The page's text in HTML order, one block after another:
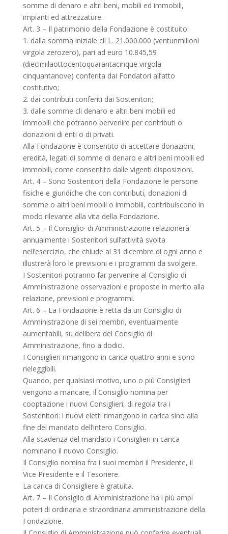
somme di denaro e altri beni, mobili ed immobili,
impianti ed attrezzature.
Art. 3 – Il patrimonio della Fondazione è costituito:
1. dalla somma iniziale cli L. 21.000.000 (ventunmilioni
virgola zerozero), pari ad euro 10.845,59
(diecimilaottocentoquarantacinque virgola
cinquantanove) conferita dai Fondatori all’atto
costitutivo;
2. dai contributi conferiti dai Sostenitori;
3. dalle somme cli denaro e altri beni mobili ed
immobili che potranno pervenire per contributi o
donazioni di enti o di privati.
Alla Fondazione è consentito di accettare donazioni,
eredità, legati di somme di denaro e altri beni mobili ed
immobili, come consentito dalle vigenti disposizioni.
Art. 4 – Sono Sostenitori della Fondazione le persone
fisiche e giuridiche che con contributi, donazioni di
somme o altri beni mobili o immobili, contribuiscono in
modo rilevante alla vita della Fondazione.
Art. 5 – Il Consiglio· di Amministrazione relazionerà
annualmente i Sostenitori sull’attività svolta
nell’esercizio, che chiude al 31 dicembre di ogni anno e
illustrerà loro le previsioni e i programmi da svolgere.
I Sostenitori potranno far pervenire al Consiglio di
Amministrazione osservazioni e proposte in merito alla
relazione, previsioni e programmi.
Art. 6 – La Fondazione è retta da un Consiglio di
Amministrazione di sei membri, eventualmente
aumentabili, su delibera del Consiglio di
Amministrazione, fino a dodici.
I Consiglieri rimangono in carica quattro anni e sono
rieleggibili.
Quando, per qualsiasi motivo, uno o più Consiglieri
vengono a mancare, il Consiglio nomina per
cooptazione i nuovi Consiglieri, di regola tra i
Sostenitori: i nuovi eletti rimangono in carica sino alla
fine del mandato dell’intero Consiglio.
Alla scadenza del mandato i Consiglieri in carica
nominano il nuovo Consiglio.
Il Consiglio nomina fra i suoi membri il Presidente, il
Vice Presidente e il Tesoriere.
La carica di Consigliere è gratuita.
Art. 7 – Il Consiglio di Amministrazione ha i più ampi
poteri di ordinaria e straordinaria amministrazione della
Fondazione.